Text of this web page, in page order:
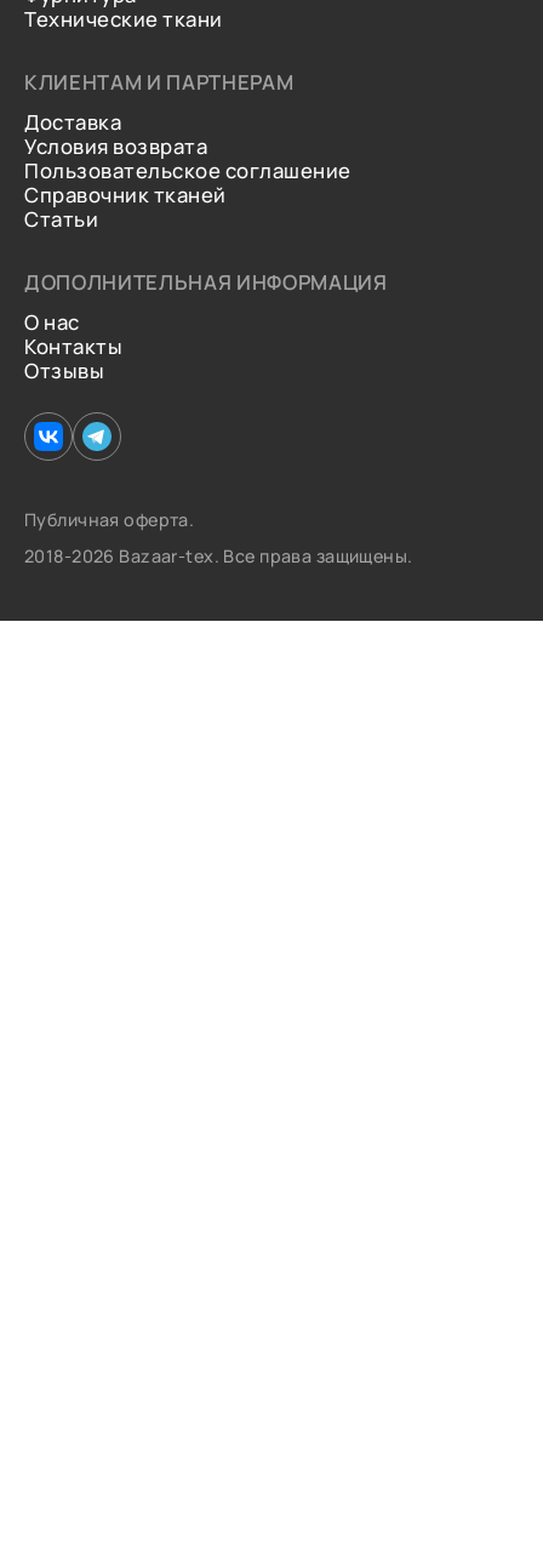
Технические ткани
КЛИЕНТАМ И ПАРТНЕРАМ
Доставка
Условия возврата
Пользовательское соглашение
Справочник тканей
Статьи
ДОПОЛНИТЕЛЬНАЯ ИНФОРМАЦИЯ
О нас
Контакты
Отзывы
Публичная оферта.
2018-2026 Bazaar-tex. Все права защищены.